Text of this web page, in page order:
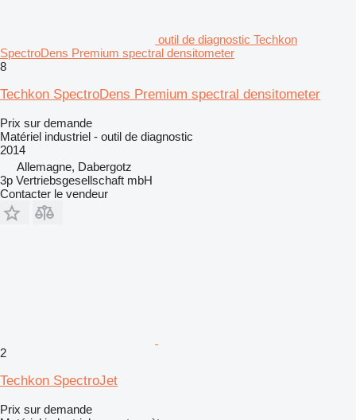
outil de diagnostic Techkon
SpectroDens Premium spectral densitometer
8
Techkon SpectroDens Premium spectral densitometer
Prix sur demande
Matériel industriel - outil de diagnostic
2014
Allemagne, Dabergotz
3p Vertriebsgesellschaft mbH
Contacter le vendeur
2
Techkon SpectroJet
Prix sur demande